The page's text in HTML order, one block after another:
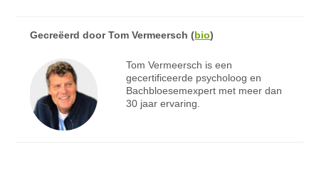
Gecreëerd doorTom Vermeersch (bio)
Tom Vermeersch is een
gecertificeerde psycholoog en
Bachbloesemexpert met meer dan
30 jaar ervaring.